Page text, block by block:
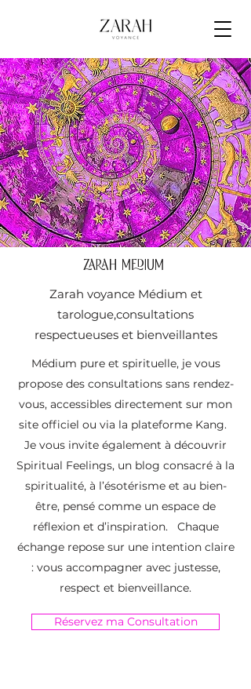
ZARAH Medium
Zarah voyance Médium et
tarologue,consultations
respectueuses et bienveillantes
Médium pure et spirituelle, je vous
propose des consultations sans rendez-
vous, accessibles directement sur mon
site officiel ou via la plateforme Kang.
Je vous invite également à découvrir
Spiritual Feelings, un blog consacré à la
spiritualité, à l’ésotérisme et au bien-
être, pensé comme un espace de
réflexion et d’inspiration. Chaque
échange repose sur une intention claire
: vous accompagner avec justesse,
respect et bienveillance.
Réservez ma Consultation